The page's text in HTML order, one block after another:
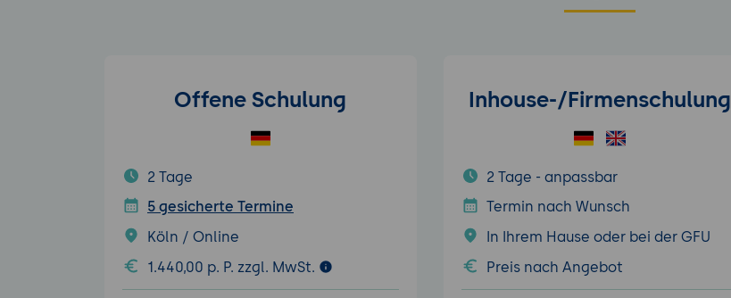
Offene Schulung
2 Tage
5 gesicherte Termine
Köln / Online
1.440,00 p. P. zzgl. MwSt.
Inhouse-/Firmenschulung
2 Tage - anpassbar
Termin nach Wunsch
In Ihrem Hause oder bei der GFU
Preis nach Angebot